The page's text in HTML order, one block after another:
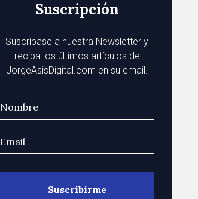
Suscripción
Suscríbase a nuestra Newsletter y
reciba los últimos artículos de
JorgeAsisDigital.com en su email.